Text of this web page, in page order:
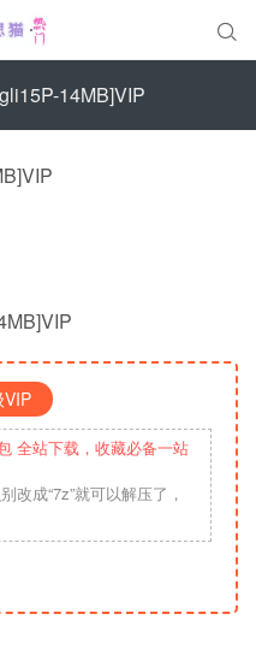

14MB]VIP
VIP
全站下载，收藏必备一站
改成“7z”就可以解压了，